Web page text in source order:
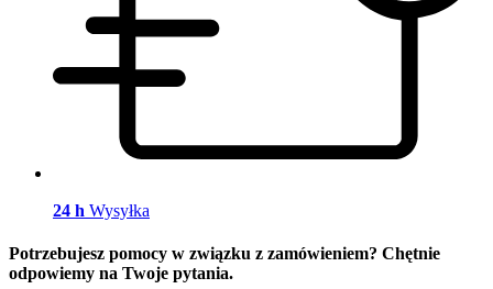
24 h Wysyłka
Potrzebujesz pomocy w związku z zamówieniem? Chętnie
odpowiemy na Twoje pytania.